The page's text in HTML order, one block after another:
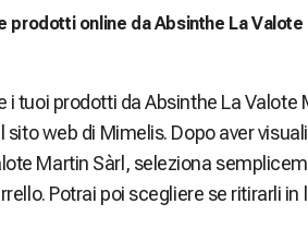
prodotti online da Absinthe La Valote
i tuoi prodotti da Absinthe La
sito web di Mimelis. Dopo aver
Martin Sàrl, seleziona
Potrai poi scegliere se ritirarli